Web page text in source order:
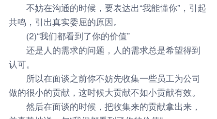
不妨在沟通的时候，要表达出“我能懂你”，引起
共鸣，引出真实委屈的原因。
(2)“我们都看到了你的价值”
还是人的需求的问题，人的需求总是希望得到
认可。
所以在面谈之前你不妨先收集一些员工为公司
做的很小的贡献，这时候大贡献不如小贡献有效。
然后在面谈的时候，把收集来的贡献拿出来，